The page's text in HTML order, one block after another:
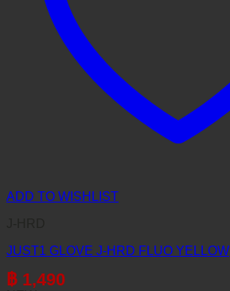
ADD TO WISHLIST
JUST1 GLOVE J-HRD FLUO YELLOW
฿ 1,490